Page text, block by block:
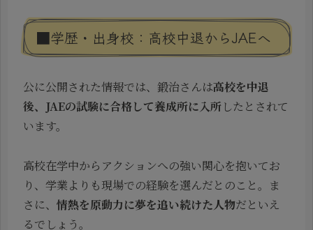
■学歴・出身校：高校中退からJAEへ
公に公開された情報では、鍛治さんは高校を中退
後、JAEの試験に合格して養成所に入所したとされて
います。
高校在学中からアクションへの強い関心を抱いてお
り、学業よりも現場での経験を選んだとのこと。ま
さに、 情熱を原動力に夢を追い続けた人物だといえ
るでしょう。